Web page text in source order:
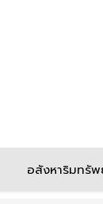
อสังหาริมทรั